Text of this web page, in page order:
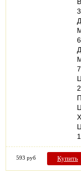
2
593 руб Купить